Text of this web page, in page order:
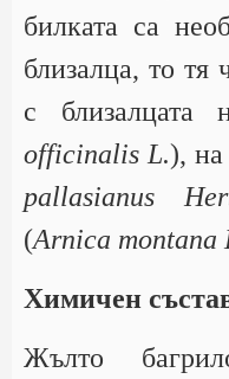
билката са
близалца, то
с близалцата
officinalis L.),
pallasianus
(Arnica montana
Химичен
Жълто